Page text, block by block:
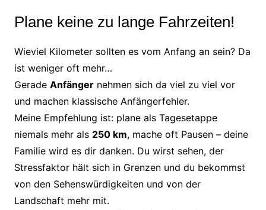
Plane keine zu lange Fahrzeiten!
Wieviel Kilometer sollten es vom Anfang an sein? Da
ist weniger oft mehr…
Gerade Anfängernehmen sich da viel zu viel vor
und machen klassische Anfängerfehler.
Meine Empfehlung ist: plane als Tagesetappe
niemals mehr als 250 km, mache oft Pausen – deine
Familie wird es dir danken. Du wirst sehen, der
Stressfaktor hält sich in Grenzen und du bekommst
von den Sehenswürdigkeiten und von der
Landschaft mehr mit.